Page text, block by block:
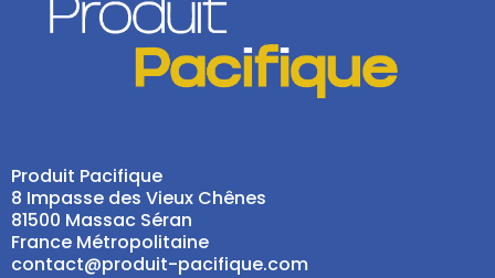
Produit Pacifique
8 Impasse des Vieux Chênes
81500 Massac Séran
France Métropolitaine
contact@produit-pacifique.com